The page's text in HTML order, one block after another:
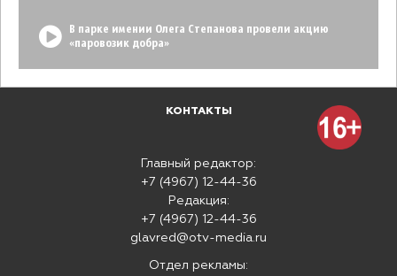
В парке имении Олега Степанова провели акцию
«паровозик добра»
КОНТАКТЫ
Главный редактор:
+7 (4967) 12-44-36
Редакция:
+7 (4967) 12-44-36
glavred@otv-media.ru
Отдел рекламы: